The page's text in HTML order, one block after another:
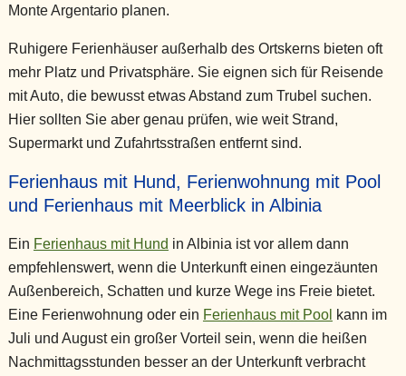
Monte Argentario planen.
Ruhigere Ferienhäuser außerhalb des Ortskerns bieten oft
mehr Platz und Privatsphäre. Sie eignen sich für Reisende
mit Auto, die bewusst etwas Abstand zum Trubel suchen.
Hier sollten Sie aber genau prüfen, wie weit Strand,
Supermarkt und Zufahrtsstraßen entfernt sind.
Ferienhaus mit Hund, Ferienwohnung mit Pool
und Ferienhaus mit Meerblick in Albinia
Ein Ferienhaus mit Hund in Albinia ist vor allem dann
empfehlenswert, wenn die Unterkunft einen eingezäunten
Außenbereich, Schatten und kurze Wege ins Freie bietet.
Eine Ferienwohnung oder ein Ferienhaus mit Pool kann im
Juli und August ein großer Vorteil sein, wenn die heißen
Nachmittagsstunden besser an der Unterkunft verbracht